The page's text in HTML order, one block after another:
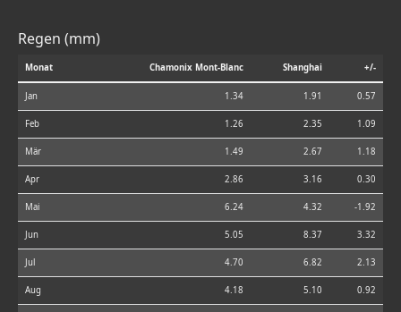
Regen (mm)
Monat Chamonix Mont-Blanc Shanghai +/-
Jan 1.34 1.91 0.57
Feb 1.26 2.35 1.09
Mär 1.49 2.67 1.18
Apr 2.86 3.16 0.30
Mai 6.24 4.32 -1.92
Jun 5.05 8.37 3.32
Jul 4.70 6.82 2.13
Aug 4.18 5.10 0.92